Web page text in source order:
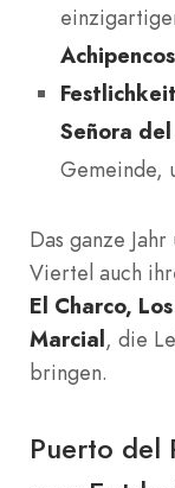
Achipencos
Señora
Gemeinde,
Das ganze
Viertel auch
El Charco,
Marcial, die
bringen.
Puerto del